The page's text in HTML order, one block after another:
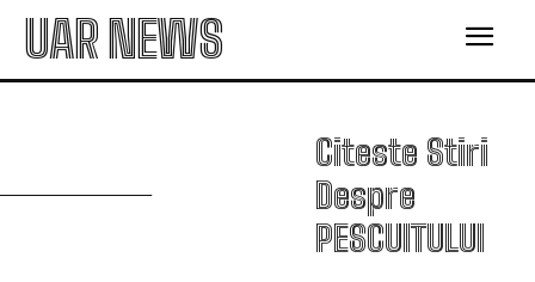
UAR NEWS
Citeste Stiri
Despre
PESCUITULUI
P